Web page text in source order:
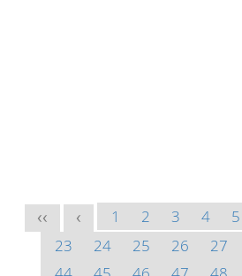
<< < 1 2 3 4 5
23
24 25 26 27